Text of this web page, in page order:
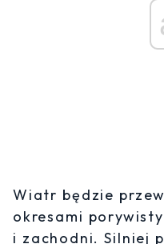
Wiatr będzie
okresami
i zachodni. Silniej